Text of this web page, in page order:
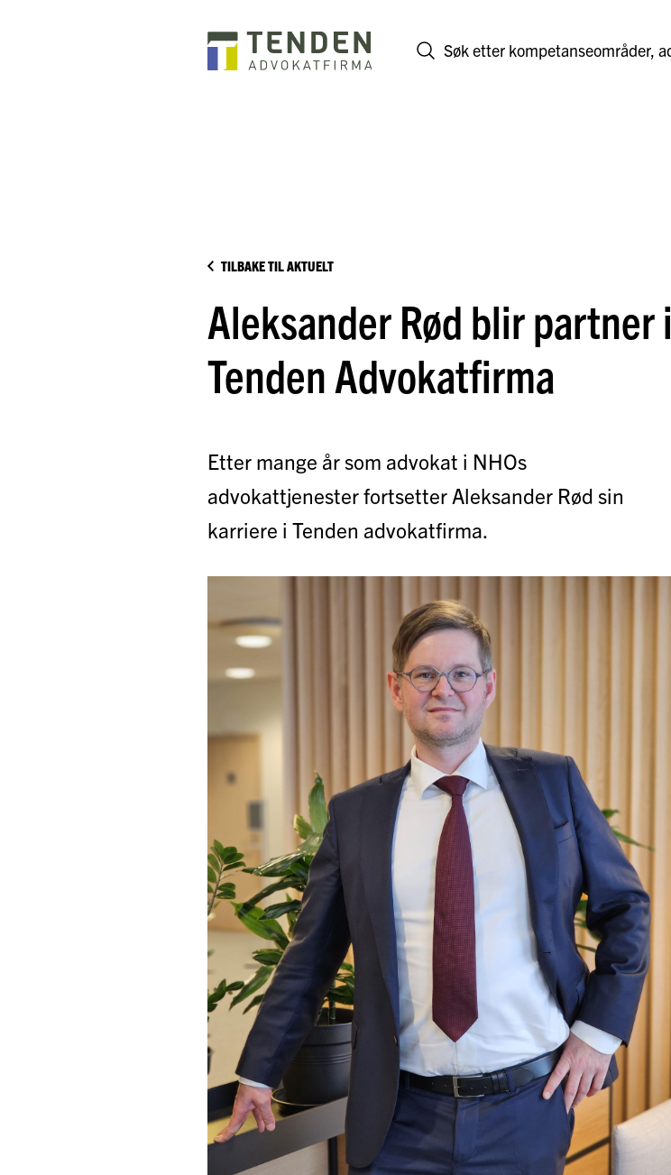
TILBAKE TIL AKTUELT
Aleksander Rød blir partner i
Tenden Advokatfirma
Etter mange år som advokat i NHOs
advokattjenester fortsetter Aleksander Rød sin
karriere i Tenden advokatfirma.